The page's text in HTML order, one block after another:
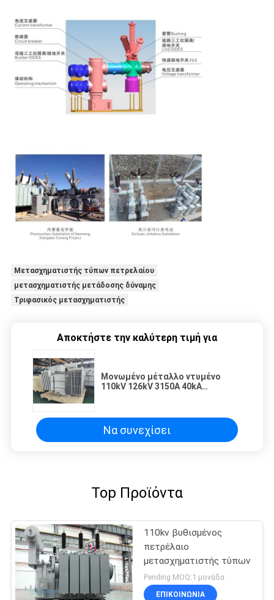
Μετασχηματιστής τύπων πετρελαίου
μετασχηματιστής μετάδοσης δύναμης
Τριφασικός μετασχηματιστής
Αποκτήστε την καλύτερη τιμή για
Μονωμένο μέταλλο ντυμένο
110kV 126kV 3150A 40kA
Να συνεχίσει
Top Προϊόντα
110kv βυθισμένος
πετρέλαιο
μετασχηματιστής τύπων
Pending MOQ:1 μονάδα
ΕΠΙΚΟΙΝΩΝΊΑ